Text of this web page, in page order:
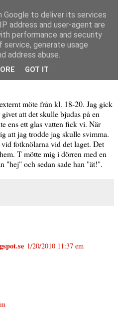
möte från kl. 18-20. Jag gick
att det skulle bjudas på en
ens ett glas vatten fick vi. När
att jag trodde jag skulle svimma.
fotknölarna vid det laget. Det
T mötte mig i dörren med en
"hej" och sedan sade han "ät!".
1/20/2010 11:37 em
Google to deliver its services
address and user-agent are
performance and security
generate usage
address abuse.
GOT IT